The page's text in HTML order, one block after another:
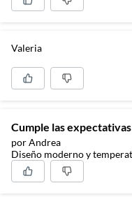
Valeria
Cumple las expectativas
por Andrea
Diseño moderno y